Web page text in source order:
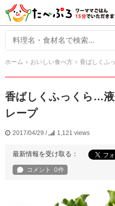
ホーム おいしい食べ方 香ばしくふ
香ばしくふっくら…
レープ
2017/04/29 / 1,121 views
最新情報を受け取る：